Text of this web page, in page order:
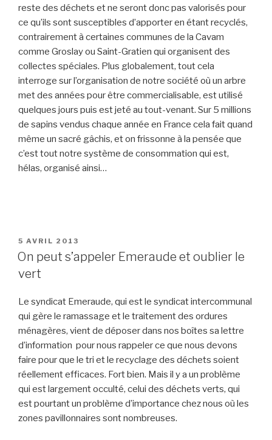
reste des déchets et ne seront donc pas valorisés pour
ce qu’ils sont susceptibles d’apporter en étant recyclés,
contrairement à certaines communes de la Cavam
comme Groslay ou Saint-Gratien qui organisent des
collectes spéciales. Plus globalement, tout cela
interroge sur l’organisation de notre société où un arbre
met des années pour être commercialisable, est utilisé
quelques jours puis est jeté au tout-venant. Sur 5 millions
de sapins vendus chaque année en France cela fait quand
même un sacré gâchis, et on frissonne à la pensée que
c’est tout notre système de consommation qui est,
hélas, organisé ainsi…
PUBLIÉ
LE
5 AVRIL 2013
On peut s’appeler Emeraude et oublier le
vert
Le syndicat Emeraude, qui est le syndicat intercommunal
qui gère le ramassage et le traitement des ordures
ménagères, vient de déposer dans nos boîtes sa lettre
d’information pour nous rappeler ce que nous devons
faire pour que le tri et le recyclage des déchets soient
réellement efficaces. Fort bien. Mais il y a un problème
qui est largement occulté, celui des déchets verts, qui
est pourtant un problème d’importance chez nous où les
zones pavillonnaires sont nombreuses.